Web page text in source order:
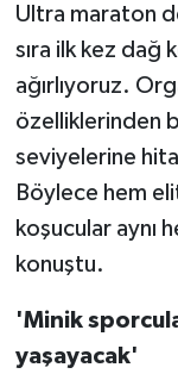
Ultra maraton
sıra ilk kez dağ
ağırlıyoruz.
özelliklerinden
seviyelerine
Böylece hem
koşucular aynı
konuştu.
'Minik
yaşayacak'